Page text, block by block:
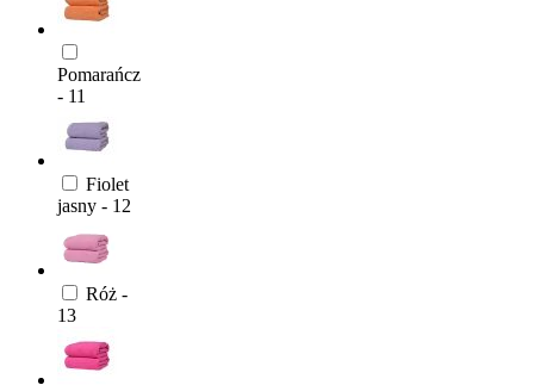
Pomarańcz
- 11
Fiolet
jasny - 12
Róż -
13